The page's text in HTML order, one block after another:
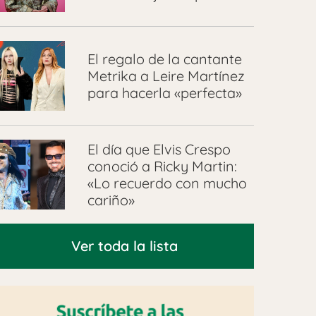
El regalo de la cantante
Metrika a Leire Martínez
para hacerla «perfecta»
El día que Elvis Crespo
conoció a Ricky Martin:
«Lo recuerdo con mucho
cariño»
Ver toda la lista